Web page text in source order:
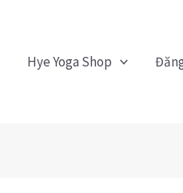
Hye Yoga Shop